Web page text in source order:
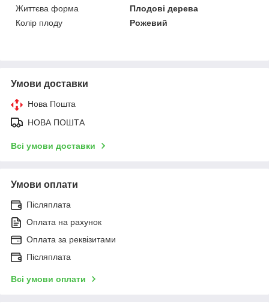
Життєва форма
Плодові дерева
Колір плоду
Рожевий
Умови доставки
Нова Пошта
НОВА ПОШТА
Всі умови доставки
Умови оплати
Післяплата
Оплата на рахунок
Оплата за реквізитами
Післяплата
Всі умови оплати